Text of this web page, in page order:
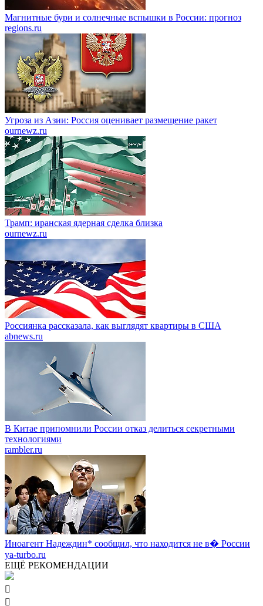
Магнитные бури и солнечные вспышки в России: прогноз
regions.ru
Угроза из Азии: Россия оценивает размещение ракет
ournewz.ru
Трамп: иранская ядерная сделка близка
ournewz.ru
Россиянка рассказала, как выглядят квартиры в США
abnews.ru
В Китае припомнили России отказ делиться секретными
технологиями
rambler.ru
Иноагент Надеждин* сообщил, что находится не в� России
ya-turbo.ru
ЕЩЁ РЕКОМЕНДАЦИИ

